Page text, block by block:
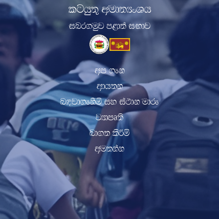
lghq;= wud;HxYh
inr.uqj m<d;a iNdj
wm .ek
wdh;k
n|jd.ekSï iy ia:dk udre
jHdmD;s
nd.; lsÍï
wu;kak